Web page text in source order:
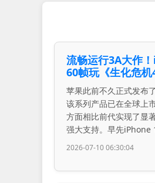
流畅运行3A大作
60帧玩《生化危机
苹果此前不久正式发布
该系列产品已在全球上
方面相比前代实现了显
强大支持。早先iPhone
2026-07-10 06:30:04